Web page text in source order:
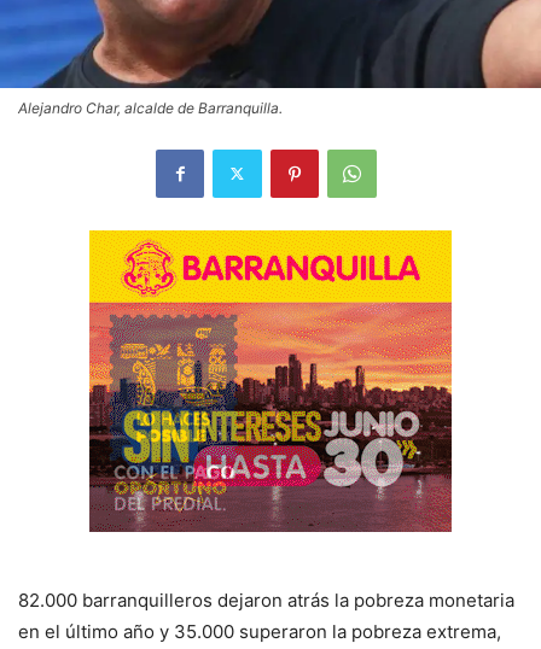
Alejandro Char, alcalde de Barranquilla.
82.000 barranquilleros dejaron atrás la pobreza monetaria
en el último año y 35.000 superaron la pobreza extrema,